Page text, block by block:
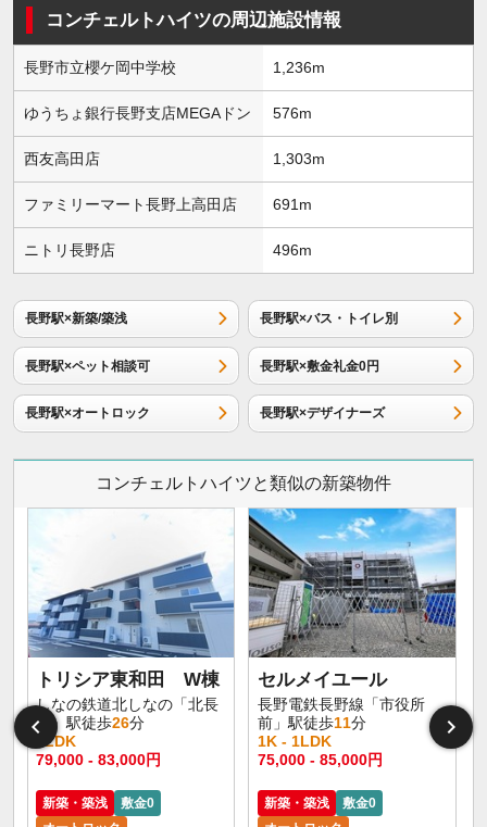
コンチェルトハイツの周辺施設情報
長野市立櫻ケ岡中学校 1,236m
ゆうちょ銀行長野支店MEGAドン 576m
西友高田店 1,303m
ファミリーマート長野上高田店 691m
ニトリ長野店 496m
長野駅×新築/築浅 長野駅×バス・トイレ別
長野駅×ペット相談可 長野駅×敷金礼金0円
長野駅×オートロック 長野駅×デザイナーズ
コンチェルトハイツと類似の新築物件
トリシア東和田 W棟
しなの鉄道北しなの「北長
野」駅徒歩26分
1LDK
79,000 - 83,000円
新築・築浅
敷金0
セルメイユール
長野電鉄長野線「市役所
前」駅徒歩11分
1K - 1LDK
75,000 - 85,000円
新築・築浅
敷金0